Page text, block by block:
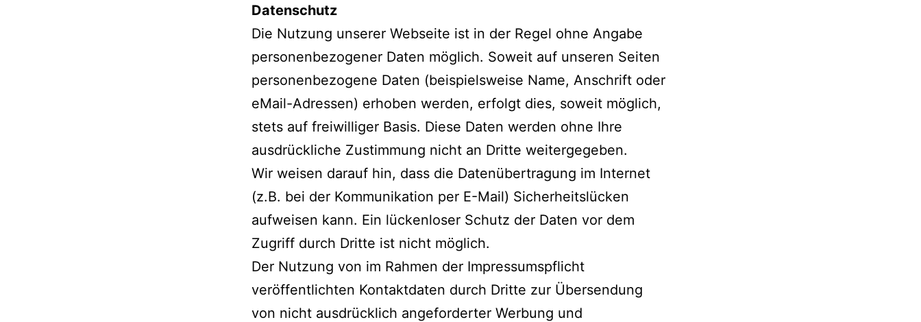
Datenschutz
Die Nutzung unserer Webseite ist in der Regel ohne Angabe
personenbezogener Daten möglich. Soweit auf unseren Seiten
personenbezogene Daten (beispielsweise Name, Anschrift oder
eMail-Adressen) erhoben werden, erfolgt dies, soweit möglich,
stets auf freiwilliger Basis. Diese Daten werden ohne Ihre
ausdrückliche Zustimmung nicht an Dritte weitergegeben.
Wir weisen darauf hin, dass die Datenübertragung im Internet
(z.B. bei der Kommunikation per E-Mail) Sicherheitslücken
aufweisen kann. Ein lückenloser Schutz der Daten vor dem
Zugriff durch Dritte ist nicht möglich.
Der Nutzung von im Rahmen der Impressumspflicht
veröffentlichten Kontaktdaten durch Dritte zur Übersendung
von nicht ausdrücklich angeforderter Werbung und